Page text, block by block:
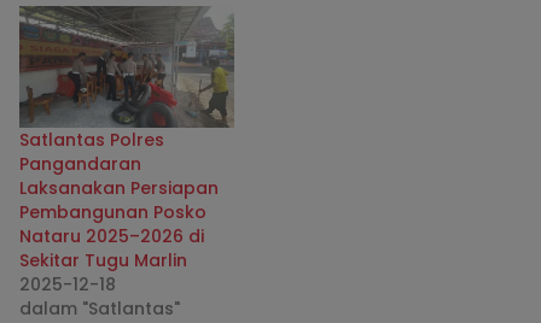
Satlantas Polres
Pangandaran
Laksanakan Persiapan
Pembangunan Posko
Nataru 2025–2026 di
Sekitar Tugu Marlin
2025-12-18
dalam "Satlantas"